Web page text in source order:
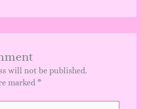
will not be published.
marked *